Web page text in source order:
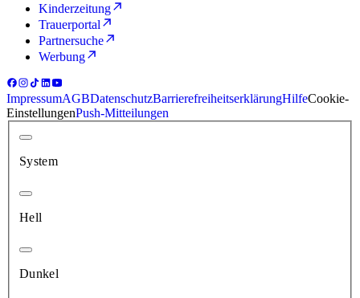
Kinderzeitung
Trauerportal
Partnersuche
Werbung
ImpressumAGBDatenschutzBarrierefreiheitserklärungHilfeCookie-
EinstellungenPush-Mitteilungen
System
Hell
Dunkel